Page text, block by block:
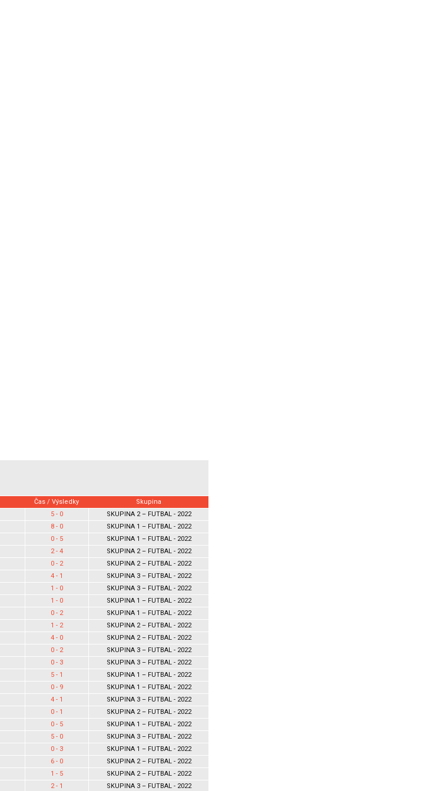
Čas / Výsledky
Skupina
5 - 0
SKUPINA 2 – FUTBAL - 2022
8 - 0
SKUPINA 1 – FUTBAL - 2022
0 - 5
SKUPINA 1 – FUTBAL - 2022
2 - 4
SKUPINA 2 – FUTBAL - 2022
0 - 2
SKUPINA 2 – FUTBAL - 2022
4 - 1
SKUPINA 3 – FUTBAL - 2022
1 - 0
SKUPINA 3 – FUTBAL - 2022
1 - 0
SKUPINA 1 – FUTBAL - 2022
0 - 2
SKUPINA 1 – FUTBAL - 2022
1 - 2
SKUPINA 2 – FUTBAL - 2022
4 - 0
SKUPINA 2 – FUTBAL - 2022
0 - 2
SKUPINA 3 – FUTBAL - 2022
0 - 3
SKUPINA 3 – FUTBAL - 2022
5 - 1
SKUPINA 1 – FUTBAL - 2022
0 - 9
SKUPINA 1 – FUTBAL - 2022
4 - 1
SKUPINA 3 – FUTBAL - 2022
0 - 1
SKUPINA 2 – FUTBAL - 2022
0 - 5
SKUPINA 1 – FUTBAL - 2022
5 - 0
SKUPINA 3 – FUTBAL - 2022
0 - 3
SKUPINA 1 – FUTBAL - 2022
6 - 0
SKUPINA 2 – FUTBAL - 2022
1 - 5
SKUPINA 2 – FUTBAL - 2022
2 - 1 SKUPINA 3 – FUTBAL - 2022